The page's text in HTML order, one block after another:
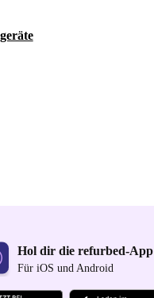
Hol dir die refurbed-App
Für iOS und Android